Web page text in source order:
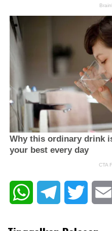
WhatsAppTelegram Twitter